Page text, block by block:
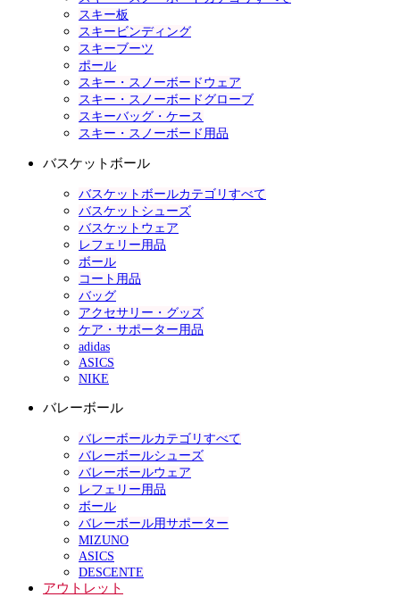
スキー板
スキービンディング
スキーブーツ
ポール
スキー・スノーボードウェア
スキー・スノーボードグローブ
スキーバッグ・ケース
スキー・スノーボード用品
バスケットボール
バスケットボールカテゴリすべて
バスケットシューズ
バスケットウェア
レフェリー用品
ボール
コート用品
バッグ
アクセサリー・グッズ
ケア・サポーター用品
adidas
ASICS
NIKE
バレーボール
バレーボールカテゴリすべて
バレーボールシューズ
バレーボールウェア
レフェリー用品
ボール
バレーボール用サポーター
MIZUNO
ASICS
DESCENTE
アウトレット